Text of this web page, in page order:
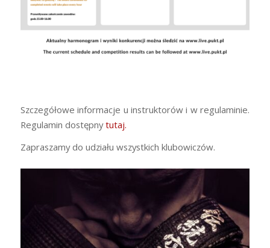
Szczegółowe informacje u instruktorów i w regulaminie.
Regulamin dostępnytutaj.
Zapraszamy do udziału wszystkich klubowiczów.